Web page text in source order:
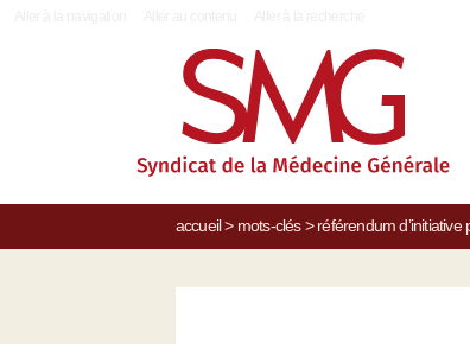
accueil> mots-clés> référendum d’initiative